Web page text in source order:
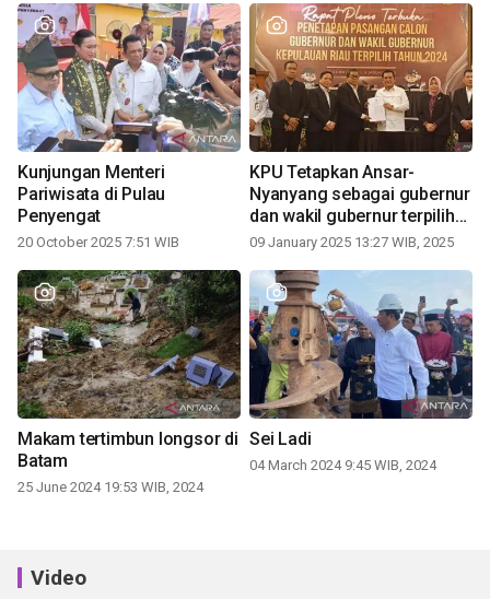
Kunjungan Menteri
Pariwisata di Pulau
Penyengat
20 October 2025 7:51 WIB
KPU Tetapkan Ansar-
Nyanyang sebagai gubernur
dan wakil gubernur terpilih
periode 2025-2030
09 January 2025 13:27 WIB, 2025
Makam tertimbun longsor di
Batam
25 June 2024 19:53 WIB, 2024
Sei Ladi
04 March 2024 9:45 WIB, 2024
Video